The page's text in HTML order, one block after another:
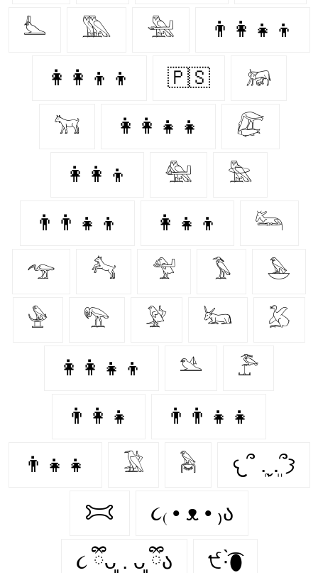
𓅏 𓅔 𓅖 👨‍👩‍👧‍👦
👩‍👩‍👦‍👦 🇵🇸 𓃖
𓃙 👩‍👩‍👧‍👧 𓅻
👩‍👩‍👦 𓅕 𓅗
👨‍👨‍👧‍👦 👩‍👧‍👦 𓃛
𓅠 𓃚 𓅵 𓅣 𓅅
𓅈 𓅟 𓅶 𓃜 𓅷
👩‍👩‍👧‍👦 𓅎 𓅤
👨‍👩‍👧 👨‍👨‍👧‍👧
👨‍👧‍👧 𓅁 𓅉 𐔌՞ ܸ.ˬ.ܸ՞𐦯
𐂯 ૮₍ • ᴥ • ₎ა
૮ ྀིᴗ͈ . ᴗ͈ ྀིა ੯·̀͡⬮